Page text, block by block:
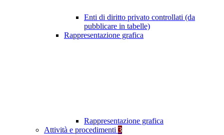
Enti di diritto privato controllati (da
pubblicare in tabelle)
Rappresentazione grafica
Rappresentazione grafica
Attività e procedimenti 3